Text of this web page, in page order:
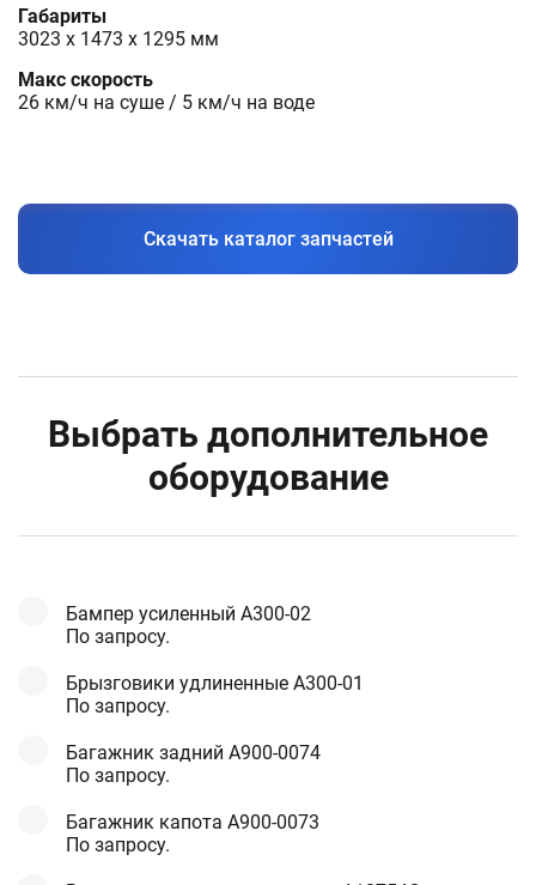
Габариты
3023 x 1473 x 1295 мм
Макс скорость
26 км/ч на суше / 5 км/ч на воде
Скачать каталог запчастей
Выбрать дополнительное
оборудование
Бампер усиленный A300-02
По запросу.
Брызговики удлиненные A300-01
По запросу.
Багажник задний А900-0074
По запросу.
Багажник капота А900-0073
По запросу.